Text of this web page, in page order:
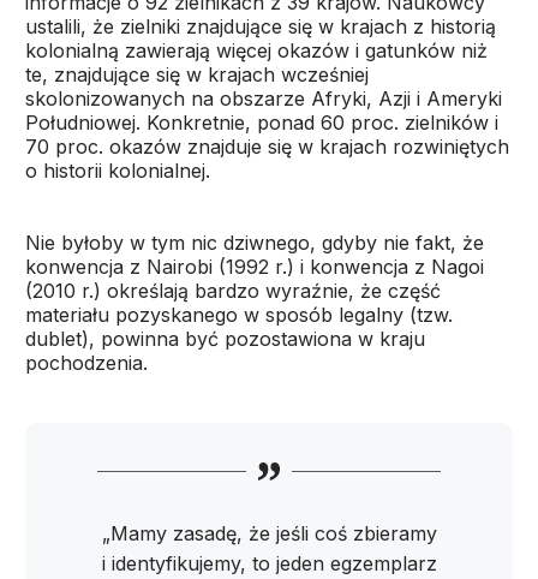
ustalili, że zielniki znajdujące się w krajach z historią
kolonialną zawierają więcej okazów i gatunków niż
te, znajdujące się w krajach wcześniej
skolonizowanych na obszarze Afryki, Azji i Ameryki
Południowej. Konkretnie, ponad 60 proc. zielników i
70 proc. okazów znajduje się w krajach rozwiniętych
o historii kolonialnej.
Nie byłoby w tym nic dziwnego, gdyby nie fakt, że
konwencja z Nairobi (1992 r.) i konwencja z Nagoi
(2010 r.) określają bardzo wyraźnie, że część
materiału pozyskanego w sposób legalny (tzw.
dublet), powinna być pozostawiona w kraju
pochodzenia.
„Mamy zasadę, że jeśli coś zbieramy
i identyfikujemy, to jeden egzemplarz